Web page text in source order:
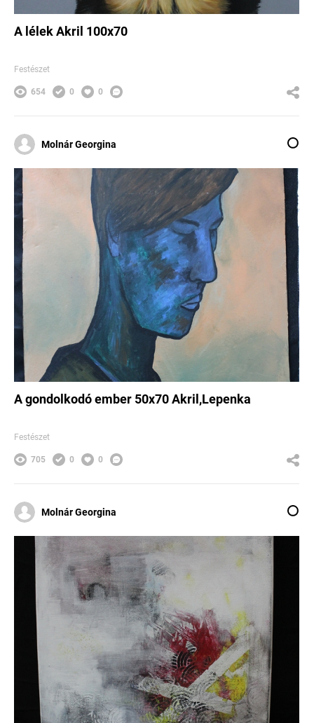
A lélek Akril 100x70
Festészet
654 0 0
Molnár Georgina
A gondolkodó ember 50x70 Akril,Lepenka
Festészet
705 0 0
Molnár Georgina